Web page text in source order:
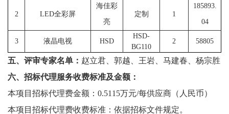
教
育
教
2 LED全彩屏
海佳彩
亮
定制 1
185893.
04
3 液晶电视 HSD
HSD-
BG110
2 58805
五、 评审专家名单： 赵立君、郭越、王岩、马建春、杨宗胜
六、招标代理服务收费标准及金额：
本项目招标代理费金额：0.5115万元/每供应商（人民币）
本项目招标代理费收费标准：依据招标文件规定。